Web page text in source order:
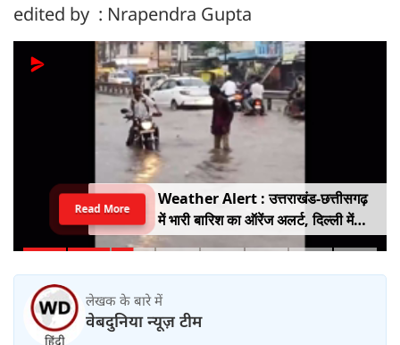
edited by : Nrapendra Gupta
Weather Alert : उत्तराखंड-छत्तीसगढ़
में भारी बारिश का ऑरेंज अलर्ट, दिल्ली में
हल्की बारिश, जानें IMD का ताजा अपडेट
Read More
लेखक के बारे में
वेबदुनिया न्यूज़ टीम